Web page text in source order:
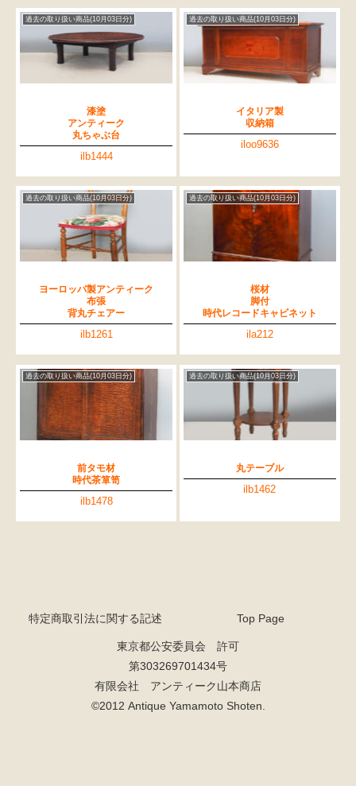
過去の取り扱い商品(10月03日分)
漆塗
アンティーク
丸ちゃぶ台
ilb1444
過去の取り扱い商品(10月03日分)
イタリア製
収納箱
iloo9636
過去の取り扱い商品(10月03日分)
ヨーロッパ製アンティーク
布張
背丸チェアー
ilb1261
過去の取り扱い商品(10月03日分)
桜材
脚付
時代レコードキャビネット
ila212
過去の取り扱い商品(10月03日分)
前タモ材
時代茶箪笥
ilb1478
過去の取り扱い商品(10月03日分)
丸テーブル
ilb1462
特定商取引法に関する記述 Top Page
東京都公安委員会 許可
第303269701434号
有限会社 アンティーク山本商店
©2012 Antique Yamamoto Shoten.